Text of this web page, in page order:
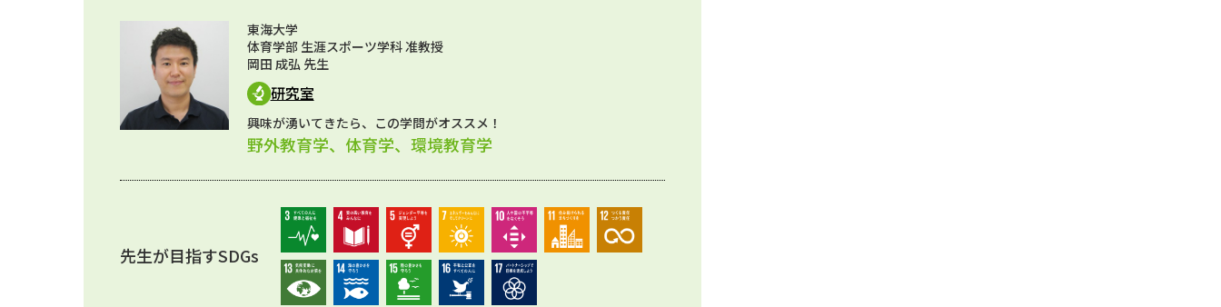
東海大学
体育学部 生涯スポーツ学科 准教授
岡田 成弘 先生
研究室
興味が湧いてきたら、この学問がオススメ！
野外教育学、体育学、環境教育学
先生が目指すSDGs